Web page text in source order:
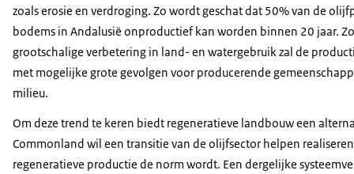
zoals erosie en verdroging. Zo wordt geschat dat 50% van de
bodems in Andalusië onproductief kan worden binnen 20 jaar.
grootschalige verbetering in land- en watergebruik zal de
met mogelijke grote gevolgen voor producerende
milieu.
Om deze trend te keren biedt regeneratieve landbouw een
Commonland wil een transitie van de olijfsector helpen
regeneratieve productie de norm wordt. Een dergelijke